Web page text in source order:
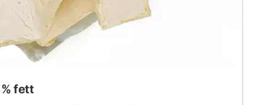
fett